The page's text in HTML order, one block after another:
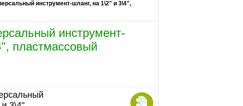
инструмент-шланг, на 1\2" и 3\4",
инструмент-
пластмассовый